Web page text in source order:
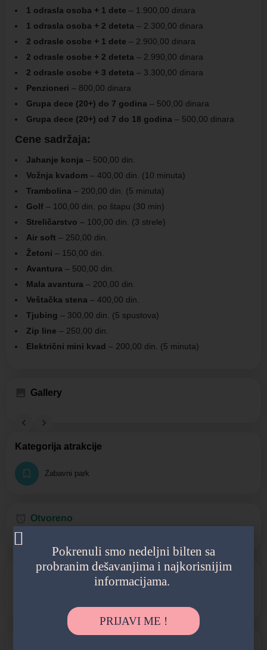
1 odrasla osoba + 1 dete – 1.900,00 dinara
1 odrasla osoba + 2 deteta – 2.300,00 dinara
2 odrasle osobe + 1 dete – 2.900,00 dinara
2 odrasle osobe + 2 deteta – 2.990,00 dinara
2 odrasle osobe + 3 deteta – 3.300,00 dinara
Penzioneri – 800,00 dinara
Grupa dece (20+) do 7 godina – 500,00 dinara
Grupa dece (20+) od 7 do 18 godina – 500,00 dinara
Cene sadržaja:
Jahanje konja – 500,00 din.
Vožnja kvadom – 400,00 din. (10 minuta)
Trambolina – 200,00 din. (5 minuta)
Golf – 100,00 din. po štapu (30 min)
Streličarstvo – 100,00 din. (3 strele)
Air soft – 250,00 din.
Žetoni – 150,00 din.
Avantura – 500,00 din.
Mala avantura – 200,00 din.
Veštačka stena – 400,00 din.
Tjubing – 300,00 din. (5 spustova)
Zip line – 250,00 din.
Električni mini kvad – 200,00 din. (5 minuta)
Gallery
Kategorija atrakcije
Zabavni park
Otvoreno
Cena ulaznice
Pokrenuli smo nedeljni bilten sa
probranim dešavanjima i najkorisnijim
informacijama.
PRIJAVI ME !